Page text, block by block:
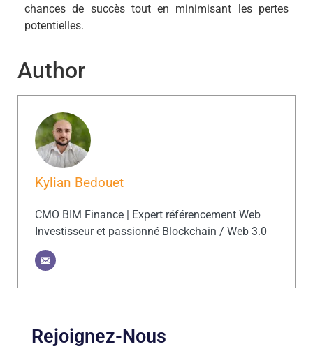
chances de succès tout en minimisant les pertes
potentielles.
Author
Kylian Bedouet
CMO BIM Finance | Expert référencement Web
Investisseur et passionné Blockchain / Web 3.0
Rejoignez-Nous